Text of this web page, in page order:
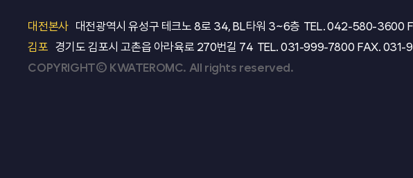
대전본사 대전광역시 유성구 테크노 8로 34, BL타워 3~6층 TEL.042-580-3600
김포 경기도 김포시 고촌읍 아라육로 270번길 74 TEL. 031-999-7800 FAX. 031-
COPYRIGHT© KWATEROMC. All rights reserved.